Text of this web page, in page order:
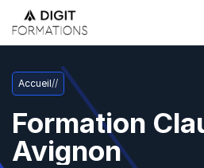
Accueil//
Formation
Avignon